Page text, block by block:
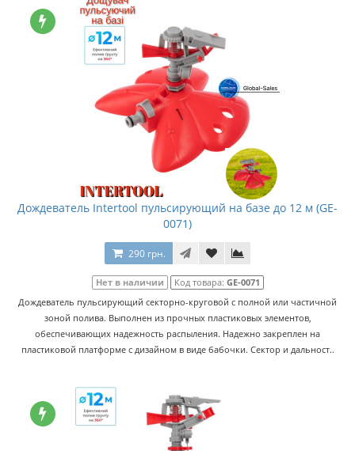
Дождеватель Intertool пульсирующий на базе до 12 м (GE-
0071)
290 грн.
Нет в наличии Код товара: GE-0071
Дождеватель пульсирующий секторно-круговой с полной или частичной
зоной полива. Выполнен из прочных пластиковых элементов,
обеспечивающих надежность распыления. Надежно закреплен на
пластиковой платформе с дизайном в виде бабочки. Сектор и дальност..